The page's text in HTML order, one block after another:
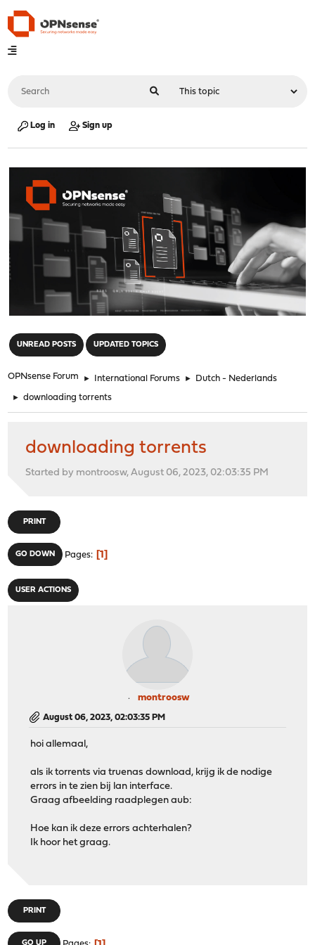
Log in Sign up
UNREAD POSTS UPDATED TOPICS
OPNsense Forum ► International Forums ► Dutch - Nederlands
► downloading torrents
downloading torrents
Started by montroosw, August 06, 2023, 02:03:35 PM
PRINT
GO DOWN Pages 1
USER ACTIONS
montroosw
August 06, 2023, 02:03:35 PM
hoi allemaal,
als ik torrents via truenas download, krijg ik de nodige
errors in te zien bij lan interface.
Graag afbeelding raadplegen aub:
Hoe kan ik deze errors achterhalen?
Ik hoor het graag.
PRINT